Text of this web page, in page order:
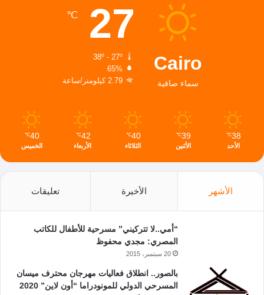
Cairo
سماء صافية
27
℃
38º - 27º
65%
2.79 كيلومتر/ساعة
38
℃
الأحد
39
℃
الأثنين
40
℃
الثلاثاء
42
℃
الأربعاء
40
℃
الخميس
الأشهر الأخيرة تعليقات
“أمي..لا تتركيني” مسرحية للأطفال للكاتب
المصري: مجدي محفوظ
20 سبتمبر، 2015
بالصور.. انطلاق فعاليات مهرجان محترف ميسان
المسرحي الدولي للمونودراما “أون لاين” 2020